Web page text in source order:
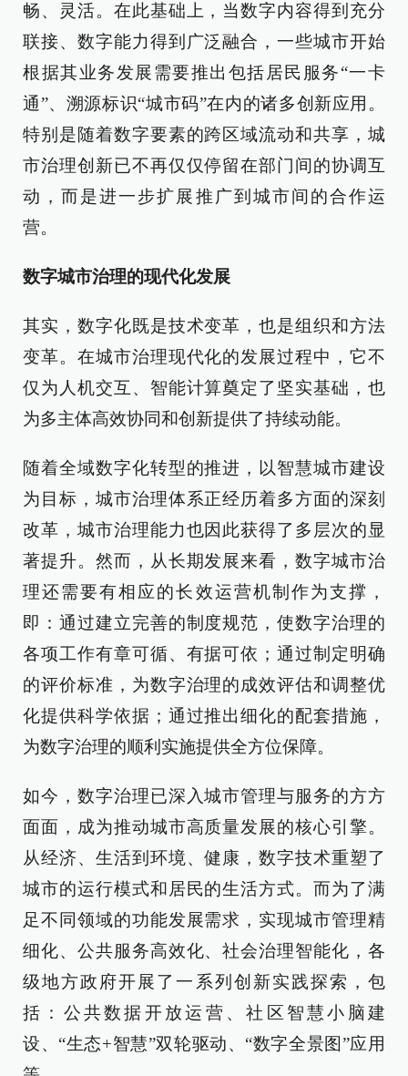
畅、灵活。在此基础上，当数字内容得到充分
联接、数字能力得到广泛融合，一些城市开始
根据其业务发展需要推出包括居民服务“一卡
通”、溯源标识“城市码”在内的诸多创新应用。
特别是随着数字要素的跨区域流动和共享，城
市治理创新已不再仅仅停留在部门间的协调互
动，而是进一步扩展推广到城市间的合作运
营。
数字城市治理的现代化发展
其实，数字化既是技术变革，也是组织和方法
变革。在城市治理现代化的发展过程中，它不
仅为人机交互、智能计算奠定了坚实基础，也
为多主体高效协同和创新提供了持续动能。
随着全域数字化转型的推进，以智慧城市建设
为目标，城市治理体系正经历着多方面的深刻
改革，城市治理能力也因此获得了多层次的显
著提升。然而，从长期发展来看，数字城市治
理还需要有相应的长效运营机制作为支撑，
即：通过建立完善的制度规范，使数字治理的
各项工作有章可循、有据可依；通过制定明确
的评价标准，为数字治理的成效评估和调整优
化提供科学依据；通过推出细化的配套措施，
为数字治理的顺利实施提供全方位保障。
如今，数字治理已深入城市管理与服务的方方
面面，成为推动城市高质量发展的核心引擎。
从经济、生活到环境、健康，数字技术重塑了
城市的运行模式和居民的生活方式。而为了满
足不同领域的功能发展需求，实现城市管理精
细化、公共服务高效化、社会治理智能化，各
级地方政府开展了一系列创新实践探索，包
括：公共数据开放运营、社区智慧小脑建
设、“生态+智慧”双轮驱动、“数字全景图”应用